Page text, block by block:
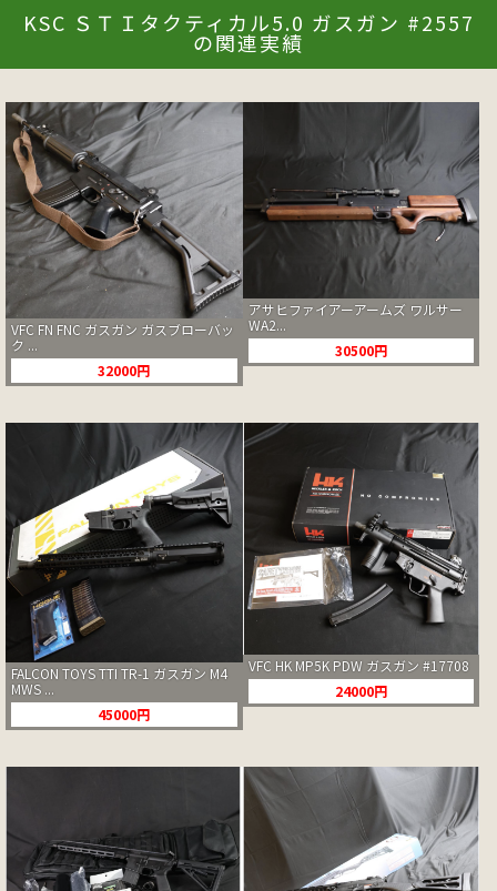
KSC ＳＴＩタクティカル5.0 ガスガン #2557
の関連実績
VFC FN FNC ガスガン ガスブローバッ
ク ...
32000円
アサヒファイアーアームズ ワルサー
WA2...
30500円
FALCON TOYS TTI TR-1 ガスガン M4
MWS ...
45000円
VFC HK MP5K PDW ガスガン #17708
24000円